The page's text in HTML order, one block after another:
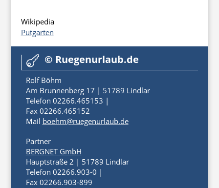
Wikipedia
Putgarten
 © Ruegenurlaub.de
Rolf Böhm
Am Brunnenberg 17 | 51789 Lindlar
Telefon 02266.465153 |
Fax 02266.465152
Mail boehm@ruegenurlaub.de
Partner
BERGNET GmbH
Hauptstraße 2 | 51789 Lindlar
Telefon 02266.903-0 |
Fax 02266.903-899